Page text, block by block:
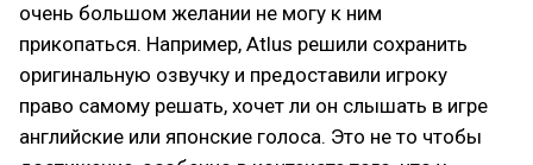
очень большом желании не могу к ним
прикопаться. Например, Atlus решили сохранить
оригинальную озвучку и предоставили игроку
право самому решать, хочет ли он слышать в игре
английские или японские голоса. Это не то чтобы